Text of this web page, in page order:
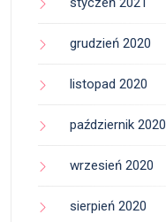
grudzień 2020
listopad 2020
październik 2020
wrzesień 2020
sierpień 2020